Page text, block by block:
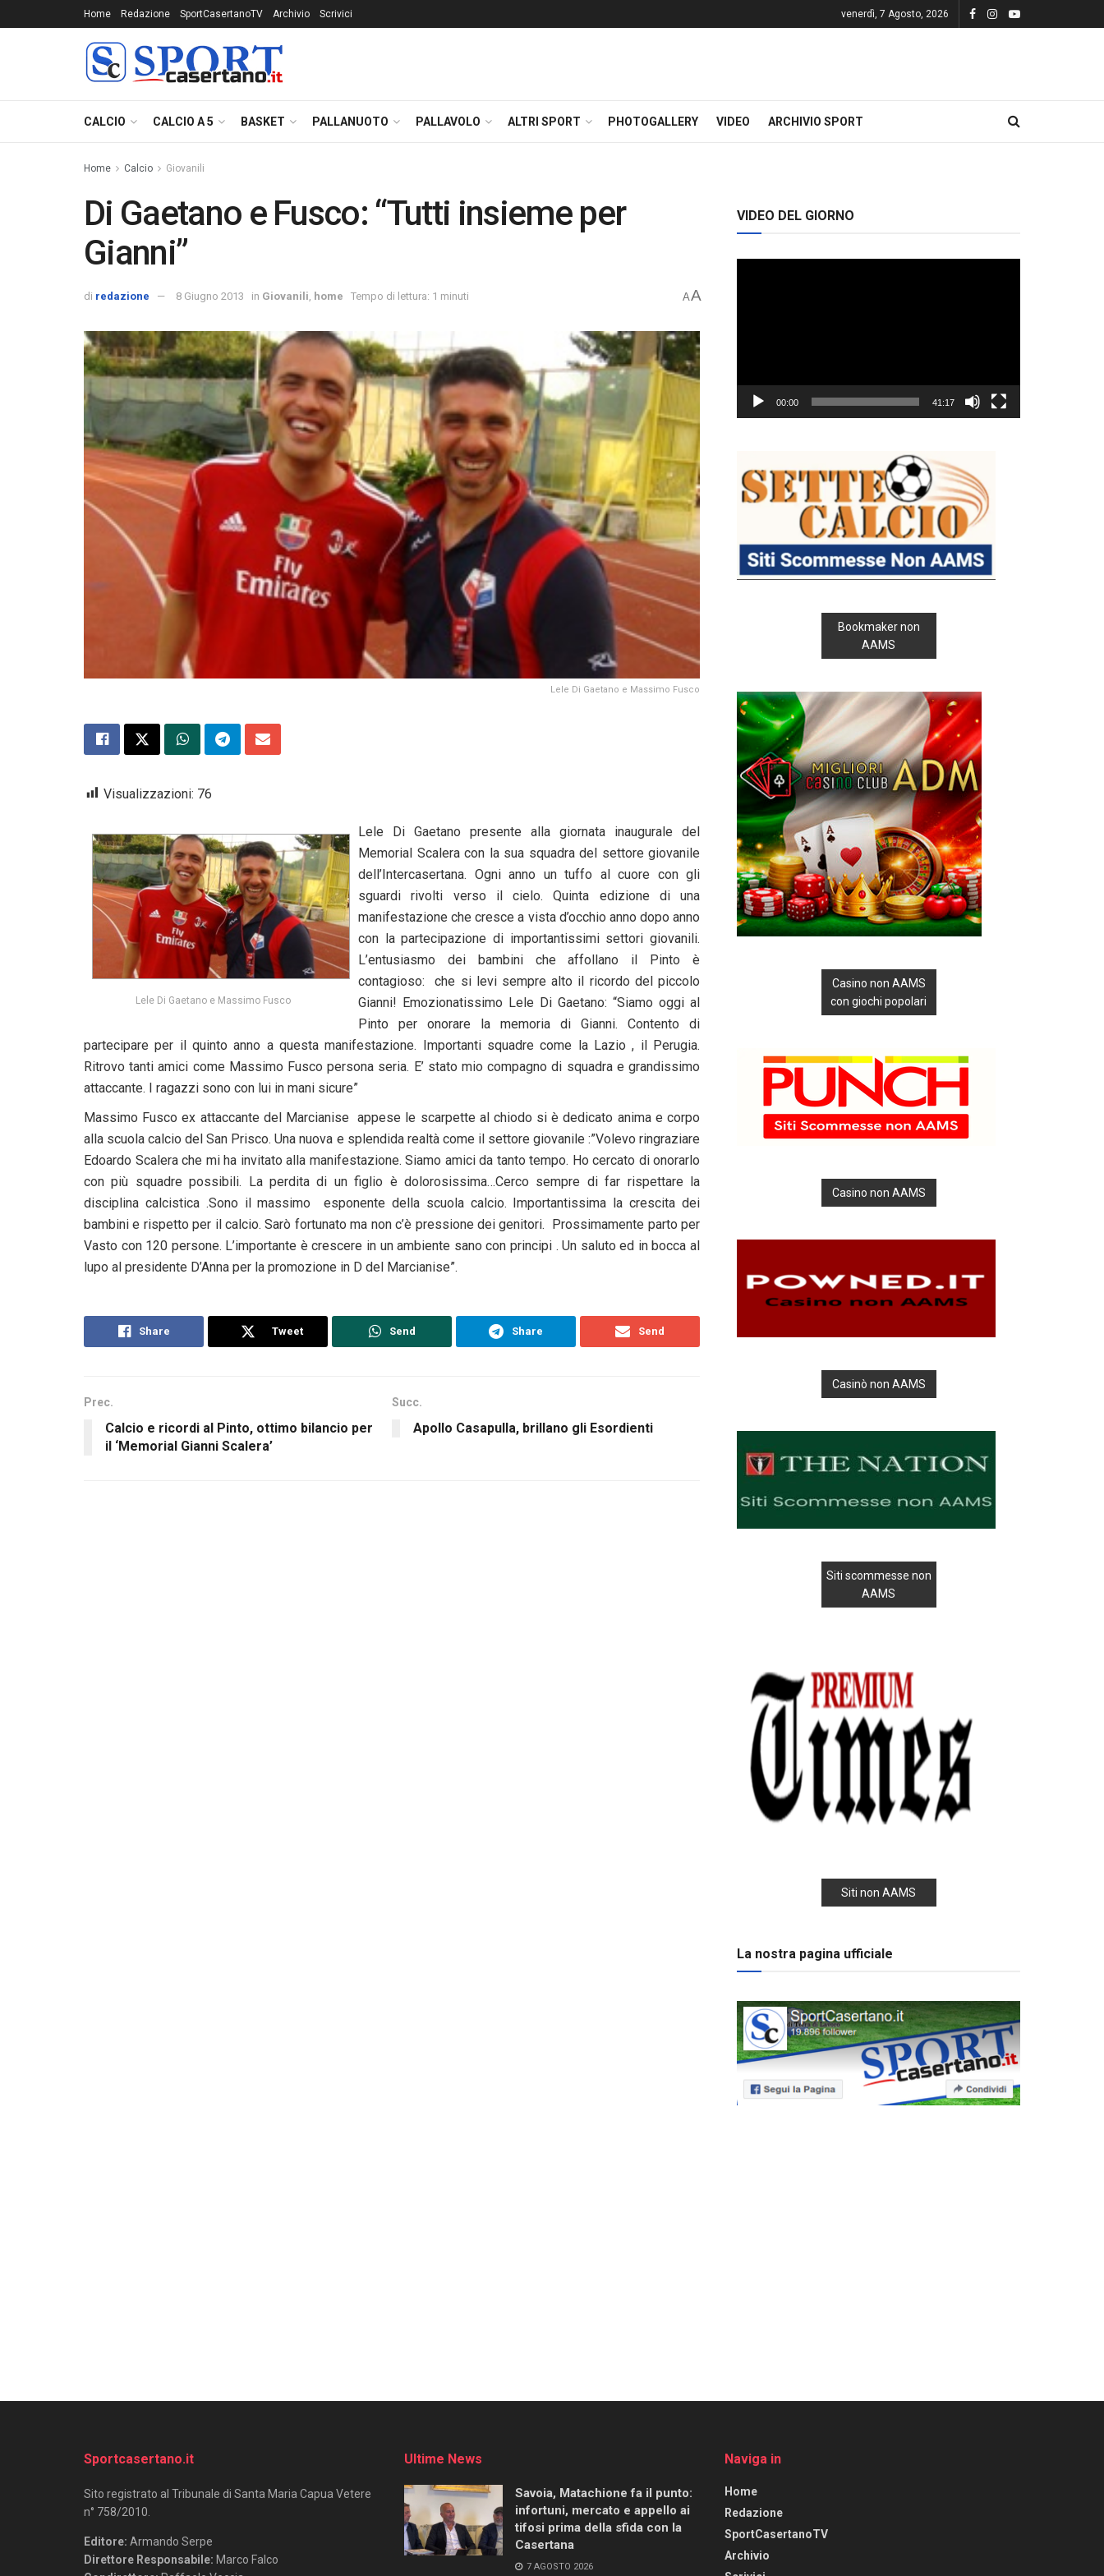
Home Redazione SportCasertanoTV Archivio Scrivici venerdì, 7 Agosto, 2026
CALCIO CALCIO A 5 BASKET PALLANUOTO PALLAVOLO ALTRI SPORT PHOTOGALLERY VIDEO ARCHIVIO SPORT
Home Calcio Giovanili
Di Gaetano e Fusco: “Tutti insieme per
Gianni”
di redazione 8 Giugno 2013 in Giovanili home Tempo di lettura: 1 minuti AA
Lele Di Gaetano e Massimo Fusco
Visualizzazioni: 76
Lele Di Gaetano e Massimo Fusco
Lele Di Gaetano presente alla giornata inaugurale del
Memorial Scalera con la sua squadra del settore giovanile
dell’Intercasertana. Ogni anno un tuffo al cuore con gli
sguardi rivolti verso il cielo. Quinta edizione di una
manifestazione che cresce a vista d’occhio anno dopo anno
con la partecipazione di importantissimi settori giovanili.
L’entusiasmo dei bambini che affollano il Pinto è
contagioso: che si levi sempre alto il ricordo del piccolo
Gianni! Emozionatissimo Lele Di Gaetano: “Siamo oggi al
Pinto per onorare la memoria di Gianni. Contento di
partecipare per il quinto anno a questa manifestazione. Importanti squadre come la Lazio , il Perugia.
Ritrovo tanti amici come Massimo Fusco persona seria. E’ stato mio compagno di squadra e grandissimo
attaccante. I ragazzi sono con lui in mani sicure”
Massimo Fusco ex attaccante del Marcianise appese le scarpette al chiodo si è dedicato anima e corpo
alla scuola calcio del San Prisco. Una nuova e splendida realtà come il settore giovanile :”Volevo ringraziare
Edoardo Scalera che mi ha invitato alla manifestazione. Siamo amici da tanto tempo. Ho cercato di onorarlo
con più squadre possibili. La perdita di un figlio è dolorosissima…Cerco sempre di far rispettare la
disciplina calcistica .Sono il massimo esponente della scuola calcio. Importantissima la crescita dei
bambini e rispetto per il calcio. Sarò fortunato ma non c’è pressione dei genitori. Prossimamente parto per
Vasto con 120 persone. L’importante è crescere in un ambiente sano con principi . Un saluto ed in bocca al
lupo al presidente D’Anna per la promozione in D del Marcianise”.
Share Tweet Send Share Send
Prec.
Calcio e ricordi al Pinto, ottimo bilancio per
il ‘Memorial Gianni Scalera’
Succ.
Apollo Casapulla, brillano gli Esordienti
VIDEO DEL GIORNO
00:00 41:17
Bookmaker non
AAMS
Casino non AAMS
con giochi popolari
Casino non AAMS
Casinò non AAMS
Siti scommesse non
AAMS
Siti non AAMS
La nostra pagina ufficiale
Sportcasertano.it
Sito registrato al Tribunale di Santa Maria Capua Vetere
n° 758/2010.
Editore: Armando Serpe
Direttore Responsabile: Marco Falco
Ultime News
Savoia, Matachione fa il punto:
infortuni, mercato e appello ai
tifosi prima della sfida con la
Casertana
7 AGOSTO 2026
Naviga in
Home
Redazione
SportCasertanoTV
Archivio